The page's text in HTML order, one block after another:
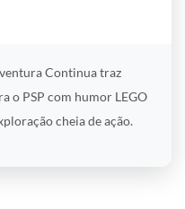
Continua traz
o PSP com humor LEGO
cheia de ação.